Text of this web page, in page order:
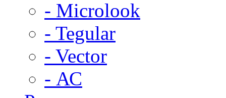
- Microlook
- Tegular
- Vector
- АС